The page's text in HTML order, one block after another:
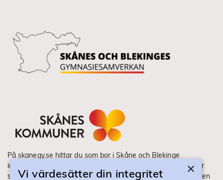
På skanegy.se hittar du som bor i Skåne och Blekinge
information om ditt gymnasieval. Här ser du vilka utbildningar
som finns och hur ansökan och antagning går till. Webbplatsen
×
Vi värdesätter din integritet